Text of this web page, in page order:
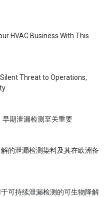
HVAC Business With This
Threat to Operations,
期泄漏检测至关重要
的泄漏检测染料及其在欧洲备
于可持续泄漏检测的可生物降解